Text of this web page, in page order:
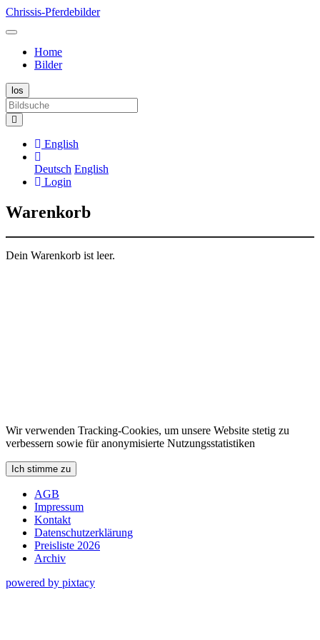
Chrissis-Pferdebilder
Home
Bilder
English
Deutsch English
Login
Warenkorb
Dein Warenkorb ist leer.
Wir verwenden Tracking-Cookies, um unsere Website stetig zu
verbessern sowie für anonymisierte Nutzungsstatistiken
Ich stimme zu
AGB
Impressum
Kontakt
Datenschutzerklärung
Preisliste 2026
Archiv
powered by pixtacy